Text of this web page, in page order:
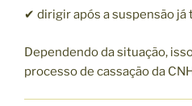
✔ dirigir após a suspensão já
Dependendo da situação,
processo de cassação da